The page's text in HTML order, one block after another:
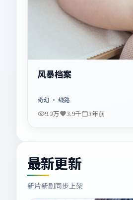
风暴档案
奇幻 · 线路
9.2万 3.9千 3年前
最新更新
新片新剧同步上架